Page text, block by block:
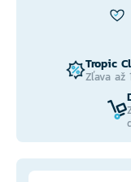
Tropic
Zľava až